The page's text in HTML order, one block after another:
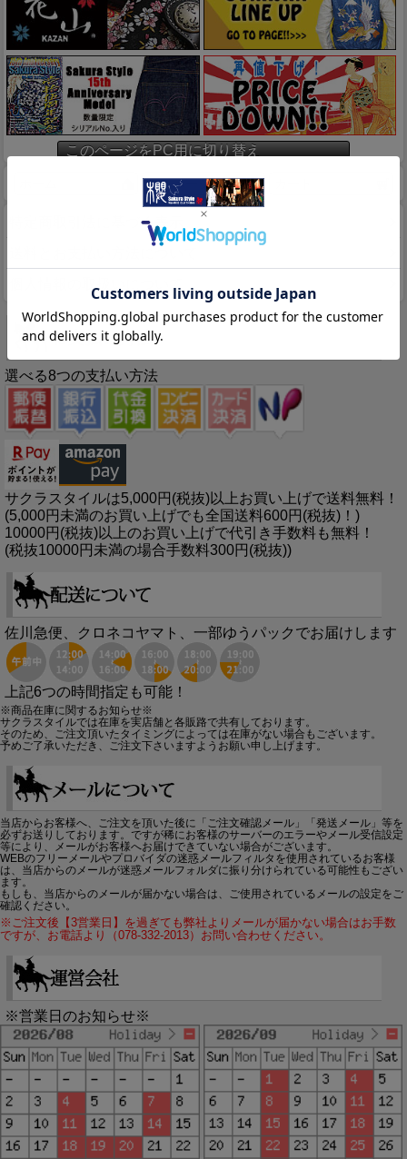
このページをPC用に切り替え
マイページ
特定商取引法に基づく表示
選べる8つの支払い方法
サクラスタイルは5,000円(税抜)以上お買い上げで送料無料！
(5,000円未満のお買い上げでも全国送料600円(税抜)！)
10000円(税抜)以上のお買い上げで代引き手数料も無料！
(税抜10000円未満の場合手数料300円(税抜))
佐川急便、クロネコヤマト、一部ゆうパックでお届けします
上記6つの時間指定も可能！
※商品在庫に関するお知らせ※
サクラスタイルでは在庫を実店舗と各販路で共有しております。
そのため、ご注文頂いたタイミングによっては在庫がない場合もございます。
予めご了承いただき、ご注文下さいますようお願い申し上げます。
当店からお客様へ、ご注文を頂いた後に「ご注文確認メール」「発送メール」等を
必ずお送りしております。ですが稀にお客様のサーバーのエラーやメール受信設定
等により、メールがお客様へお届けできていない場合がございます。
WEBのフリーメールやプロバイダの迷惑メールフィルタを使用されているお客様
は、当店からのメールが迷惑メールフォルダに振り分けられている可能性もござい
ます。
もしも、当店からのメールが届かない場合は、ご使用されているメールの設定をご
確認ください。
※ご注文後【3営業日】を過ぎても弊社よりメールが届かない場合はお手数
ですが、お電話より（078-332-2013）お問い合わせください。
※営業日のお知らせ※